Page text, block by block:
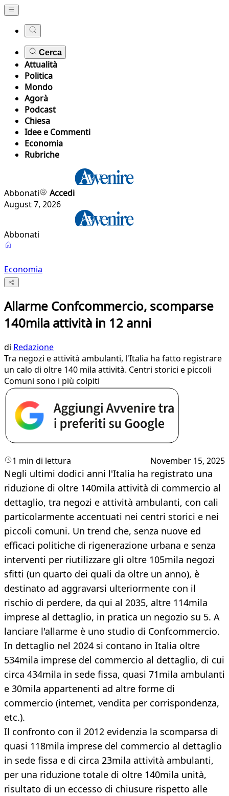
Cerca
Attualità
Politica
Mondo
Agorà
Podcast
Chiesa
Idee e Commenti
Economia
Rubriche
Abbonati
Accedi
August 7, 2026
Abbonati
Economia
Allarme Confcommercio, scomparse
140mila attività in 12 anni
di Redazione
Tra negozi e attività ambulanti, l'Italia ha fatto registrare
un calo di oltre 140 mila attività. Centri storici e piccoli
Comuni sono i più colpiti
1 min di lettura November 15, 2025
Negli ultimi dodici anni l'Italia ha registrato una
riduzione di oltre 140mila attività di commercio al
dettaglio, tra negozi e attività ambulanti, con cali
particolarmente accentuati nei centri storici e nei
piccoli comuni. Un trend che, senza nuove ed
efficaci politiche di rigenerazione urbana e senza
interventi per riutilizzare gli oltre 105mila negozi
sfitti (un quarto dei quali da oltre un anno), è
destinato ad aggravarsi ulteriormente con il
rischio di perdere, da qui al 2035, altre 114mila
imprese al dettaglio, in pratica un negozio su 5. A
lanciare l'allarme è uno studio di Confcommercio.
In dettaglio nel 2024 si contano in Italia oltre
534mila imprese del commercio al dettaglio, di cui
circa 434mila in sede fissa, quasi 71mila ambulanti
e 30mila appartenenti ad altre forme di
commercio (internet, vendita per corrispondenza,
etc.).
Il confronto con il 2012 evidenzia la scomparsa di
quasi 118mila imprese del commercio al dettaglio
in sede fissa e di circa 23mila attività ambulanti,
per una riduzione totale di oltre 140mila unità,
risultato di un eccesso di chiusure rispetto alle